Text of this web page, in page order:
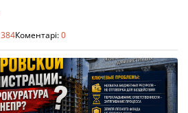
384Коментарі:0